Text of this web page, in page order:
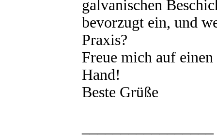
galvanischen
bevorzugt ein, und
Praxis?
Freue mich auf
Hand!
Beste Grüße